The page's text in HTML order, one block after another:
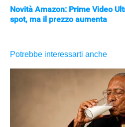
Novità Amazon: Prime Video
spot, ma il prezzo aumenta